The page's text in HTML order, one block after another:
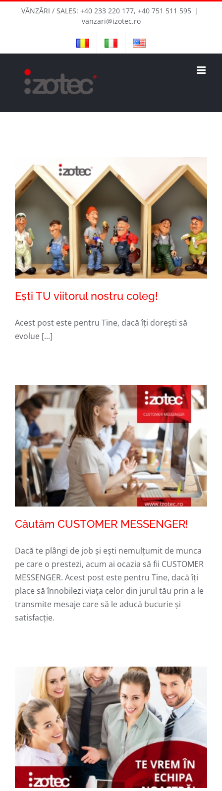
VÂNZĂRI / SALES: +40 233 220 177, +40 751 511 595 |
vanzari@izotec.ro
Ești TU viitorul nostru coleg!
Acest post este pentru Tine, dacă îți dorești să
evolue [...]
Căutăm CUSTOMER MESSENGER!
Căutăm CUSTOMER MESSENGER!
Dacă te plângi de job și ești nemulțumit de munca
pe care o prestezi, acum ai ocazia să fii CUSTOMER
MESSENGER. Acest post este pentru Tine, dacă îți
place să înnobilezi viața celor din jurul tău prin a le
transmite mesaje care să le aducă bucurie și
satisfacție.